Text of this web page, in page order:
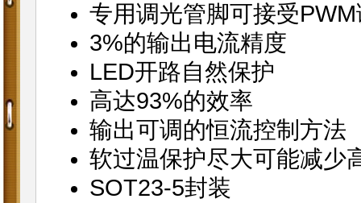
专用调光管脚可接受
3%的输出电流精度
LED开路自然保护
高达93%的效率
输出可调的恒流控制方法
软过温保护尽大可能减少
SOT23-5封装